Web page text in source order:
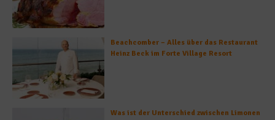
Beachcomber – Alles über das Restaurant
Heinz Beck im Forte Village Resort
Was ist der Unterschied zwischen Limonen